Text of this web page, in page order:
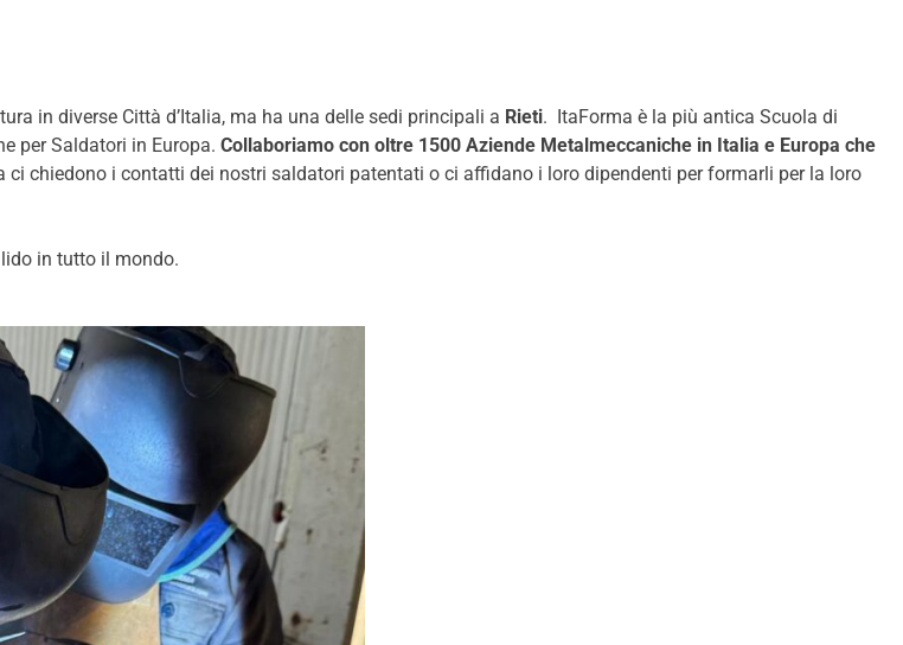
in diverse Città d’Italia, ma ha una delle sedi principali a Rieti. ItaForma è la più antica Scuola di
per Saldatori in Europa. Collaboriamo con oltre 1500 Aziende Metalmeccaniche in Italia e Europa che
ci chiedono i contatti dei nostri saldatori patentati o ci affidano i loro dipendenti per formarli per la loro
in tutto il mondo.